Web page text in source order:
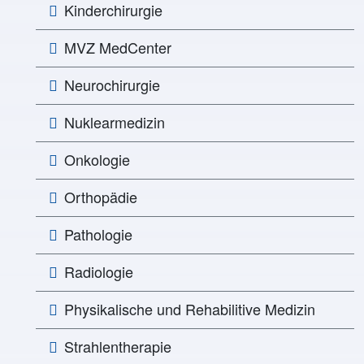
Kinderchirurgie
MVZ MedCenter
Neurochirurgie
Nuklearmedizin
Onkologie
Orthopädie
Pathologie
Radiologie
Physikalische und Rehabilitive Medizin
Strahlentherapie